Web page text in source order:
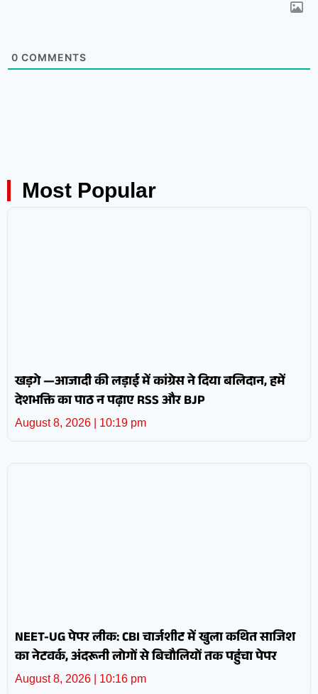
0 COMMENTS
Most Popular
खड़गे —आजादी की लड़ाई में कांग्रेस ने दिया बलिदान, हमें
देशभक्ति का पाठ न पढ़ाए RSS और BJP
August 8, 2026 10:19 pm
NEET-UG पेपर लीक: CBI चार्जशीट में खुला कथित साजिश
का नेटवर्क, अंदरूनी लोगों से बिचौलियों तक पहुंचा पेपर
August 8, 2026 10:16 pm